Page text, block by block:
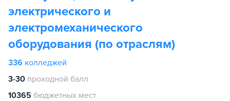
электрического и
электромеханического
оборудования (по отраслям)
336 колледжей
3-30 проходной балл
10365 бюджетных мест